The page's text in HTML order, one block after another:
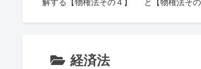
解する【物権法その４】
と【物権法その
経済法